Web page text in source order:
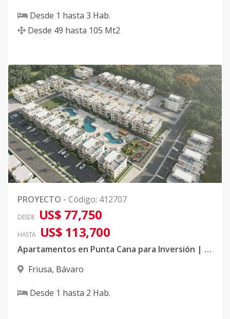
Desde 1 hasta 3 Hab.
Desde 49 hasta 105 Mt2
PROYECTO - Código: 412707
DESDE US$ 77,750
HASTA US$ 113,700
Apartamentos en Punta Cana para Inversión | Rentabilidad y Ubicación Estratégica
Friusa, Bávaro
Desde 1 hasta 2 Hab.